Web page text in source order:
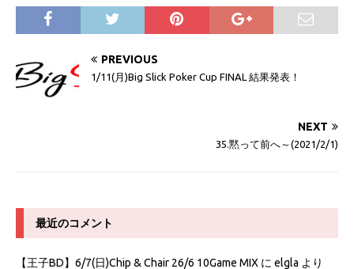
PREVIOUS
1/11(月)Big Slick Poker Cup FINAL 結果発表！
NEXT
35.黙って前へ～(2021/2/1)
最近のコメント
【王子BD】6/7(日)Chip & Chair 26/6 10Game MIX に elgla より